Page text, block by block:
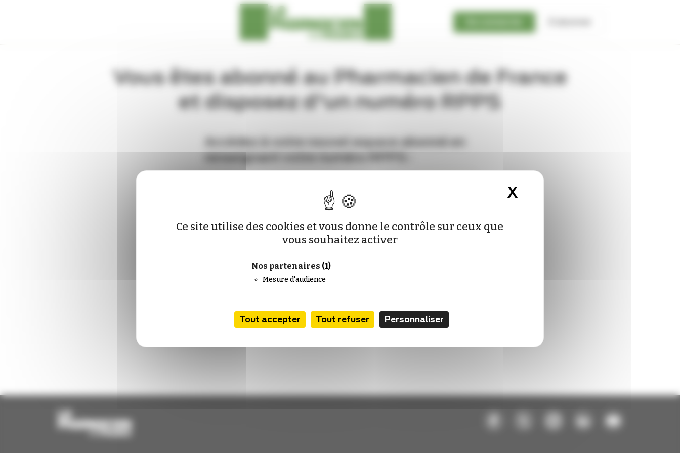
Ce site utilise des cookies et vous donne le contrôle sur ceux que
vous souhaitez activer
Nos partenaires (1)
Mesure d'audience
Tout accepter Tout refuser Personnaliser
X
Vous êtes abonné au Pharmacien de France
et disposez d'un numéro RPPS
Accédez à votre nouvel espace abonné en
renseignant votre numéro RPPS :